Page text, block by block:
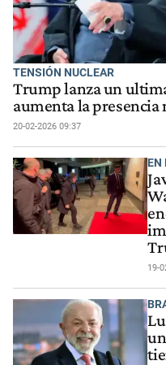
TENSIÓN NUCLEAR
Trump lanza un
aumenta la presencia
20-02-2026 09:37
EN
19-